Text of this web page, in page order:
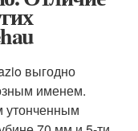
выгодно
именем.
утонченным